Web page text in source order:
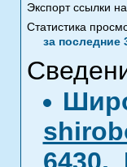
Экспорт ссылки
Статистика
за последние